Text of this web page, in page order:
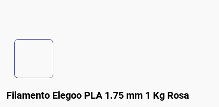
Filamento Elegoo PLA 1.75 mm 1 Kg Rosa